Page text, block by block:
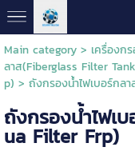
Main category> เครื่องก
ลาส(Fiberglass Filter
p) > ถังกรองน้ำไฟเบอร์กล
ถังกรองน้ำไฟเ
ua Filter Frp)